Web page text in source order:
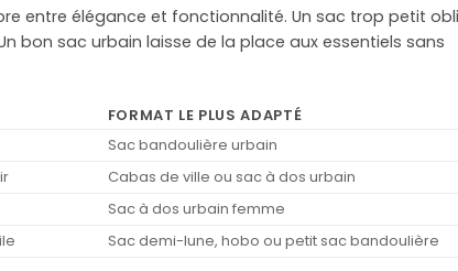
entre élégance et fonctionnalité. Un sac trop petit
bon sac urbain laisse de la place aux essentiels sans
FORMAT LE PLUS ADAPTÉ
Sac bandoulière urbain
Cabas de ville ou sac à dos urbain
Sac à dos urbain femme
Sac demi-lune, hobo ou petit sac bandoulière